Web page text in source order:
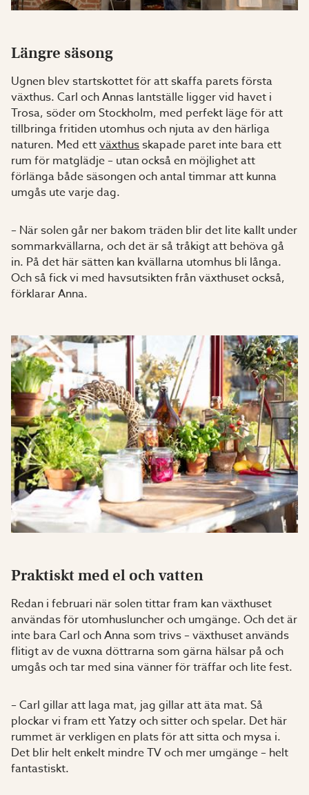
Längre säsong
Ugnen blev startskottet för att skaffa parets första
växthus. Carl och Annas lantställe ligger vid havet i
Trosa, söder om Stockholm, med perfekt läge för att
tillbringa fritiden utomhus och njuta av den härliga
naturen. Med ettväxthusskapade paret inte bara ett
rum för matglädje – utan också en möjlighet att
förlänga både säsongen och antal timmar att kunna
umgås ute varje dag.
– När solen går ner bakom träden blir det lite kallt under
sommar­kvällarna, och det är så tråkigt att behöva gå
in. På det här sätten kan kvällarna utomhus bli långa.
Och så fick vi med havsutsikten från växt­huset också,
förklarar Anna.
Praktiskt med el och vatten
Redan i februari när solen tittar fram kan växthuset
användas för utomhusluncher och umgänge. Och det är
inte bara Carl och Anna som trivs – växthuset används
flitigt av de vuxna döttrarna som gärna hälsar på och
umgås och tar med sina vänner för träffar och lite fest.
– Carl gillar att laga mat, jag gillar att äta mat. Så
plockar vi fram ett Yatzy och sitter och spelar. Det här
rummet är verkligen en plats för att sitta och mysa i.
Det blir helt enkelt mindre TV och mer umgänge – helt
fantastiskt.